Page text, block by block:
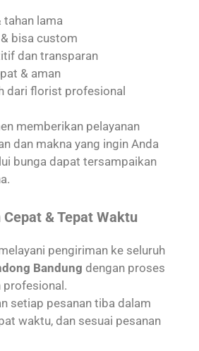
tahan lama
& bisa custom
dan transparan
& aman
dari florist profesional
memberikan pelayanan
dan makna yang ingin Anda
bunga dapat tersampaikan
& Tepat Waktu
pengiriman ke seluruh
Bandung dengan proses
profesional.
setiap pesanan tiba dalam
waktu, dan sesuai pesanan